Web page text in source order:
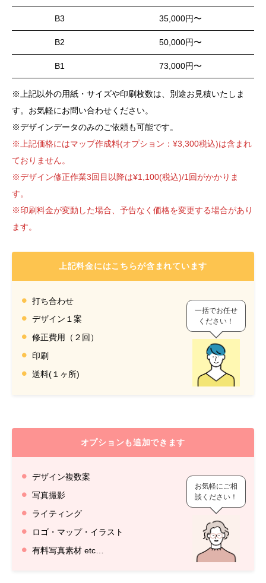
B3 35,000円〜
B2 50,000円〜
B1 73,000円〜
※上記以外の用紙・サイズや印刷枚数は、別途お見積いたしま
す。お気軽にお問い合わせください。
※デザインデータのみのご依頼も可能です。
※上記価格にはマップ作成料(オプション：¥3,300税込)は含まれ
ておりません。
※デザイン修正作業3回目以降は¥1,100(税込)/1回がかかりま
す。
※印刷料金が変動した場合、予告なく価格を変更する場合があり
ます。
上記料金にはこちらが含まれています
打ち合わせ
デザイン１案
修正費用（２回）
印刷
送料(１ヶ所)
一括でお任せ
ください！
オプションも追加できます
デザイン複数案
写真撮影
ライティング
ロゴ・マップ・イラスト
有料写真素材 etc…
お気軽にご相
談ください！